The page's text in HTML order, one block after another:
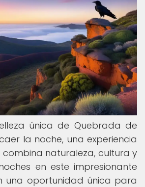
única de Quebrada de
la noche, una experiencia
naturaleza, cultura y
en este impresionante
una oportunidad única para